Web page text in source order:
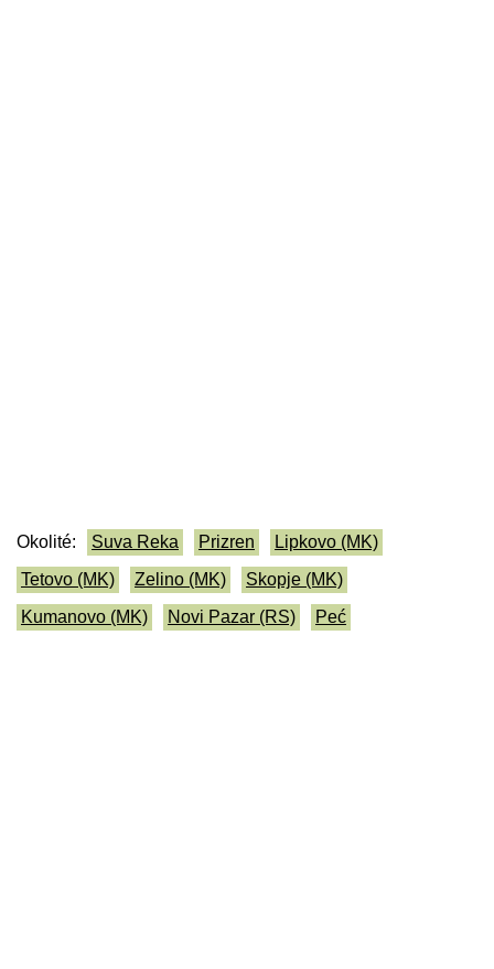
Okolité: Suva Reka Prizren
Lipkovo (MK)
Tetovo (MK)
Zelino (MK)
Skopje (MK)
Kumanovo (MK)
Novi Pazar (RS) Peć